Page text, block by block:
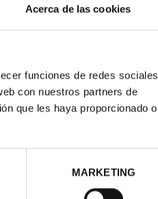
Acerca de las cookies
funciones de redes sociales
con nuestros partners de
que les haya proporcionado o
MARKETING
73,00 €